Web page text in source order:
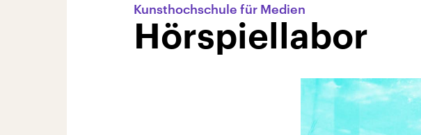
Kunsthochschule für Medien
Hörspiellabor